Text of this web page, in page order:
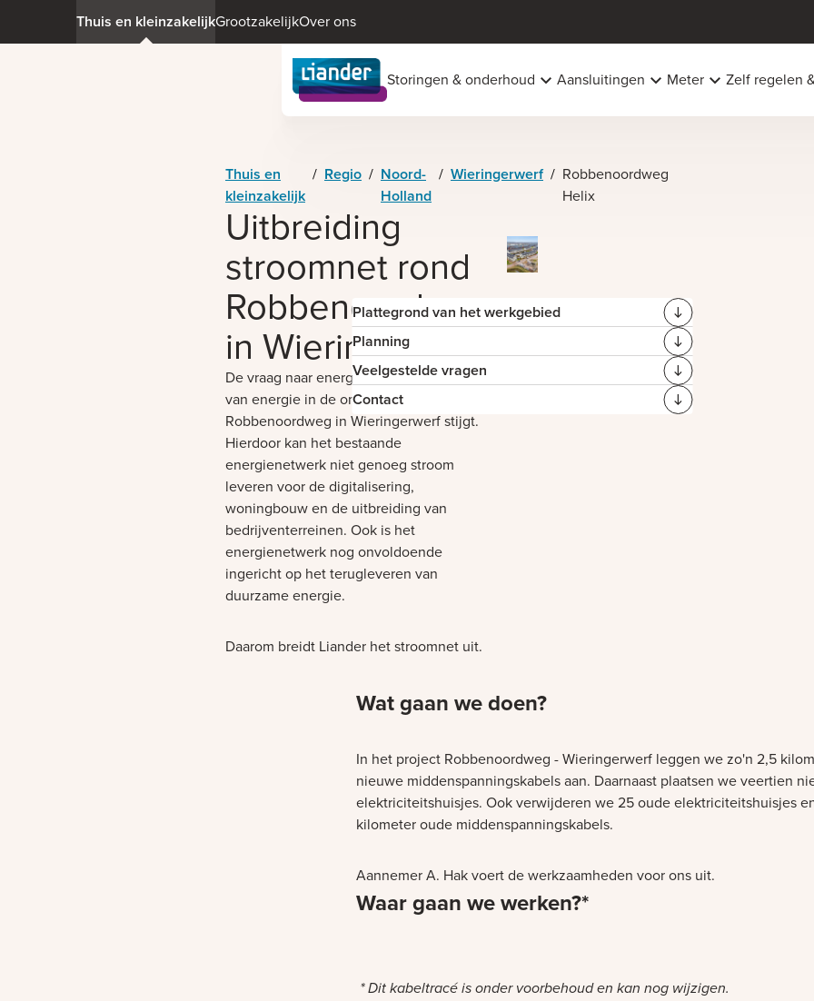
Thuis en kleinzakelijkGrootzakelijkOver ons
Storingen & onderhoud Aansluitingen Meter Zelf regelen
Thuis en
kleinzakelijk
/ Regio / Noord-
Holland
/ Wieringerwerf / Robbenoordweg
Helix
Uitbreiding
stroomnet rond
Robbenoordweg
in Wieringerwerf
De vraag naar energie en het opwekken
van energie in de omgeving van de
Robbenoordweg in Wieringerwerf stijgt.
Hierdoor kan het bestaande
energienetwerk niet genoeg stroom
leveren voor de digitalisering,
woningbouw en de uitbreiding van
bedrijventerreinen. Ook is het
energienetwerk nog onvoldoende
ingericht op het terugleveren van
duurzame energie.
Daarom breidt Liander het stroomnet uit.
Plattegrond van het werkgebied
Planning
Veelgestelde vragen
Contact
Wat gaan we doen?
In het project Robbenoordweg - Wieringerwerf leggen we zo'n 2,5
nieuwe middenspanningskabels aan. Daarnaast plaatsen we veertien
elektriciteitshuisjes. Ook verwijderen we 25 oude elektriciteitshuisjes
kilometer oude middenspanningskabels.
Aannemer A. Hak voert de werkzaamheden voor ons uit.
Waar gaan we werken?*
* Dit kabeltracé is onder voorbehoud en kan nog wijzigen.